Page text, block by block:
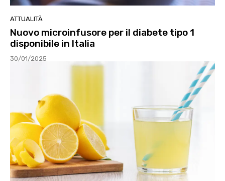
ATTUALITÀ
Nuovo microinfusore per il diabete tipo 1
disponibile in Italia
30/01/2025